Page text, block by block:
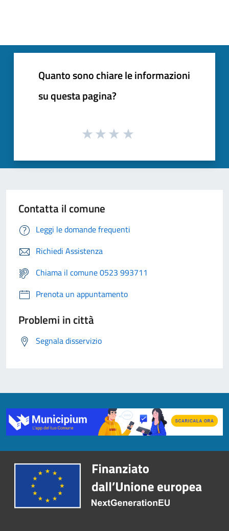
Quanto sono chiare le informazioni
su questa pagina?
Contatta il comune
Leggi le domande frequenti
Richiedi Assistenza
Chiama il comune 0523 993711
Prenota un appuntamento
Problemi in città
Segnala disservizio